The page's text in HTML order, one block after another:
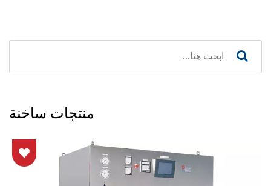
منتجات ساخنة